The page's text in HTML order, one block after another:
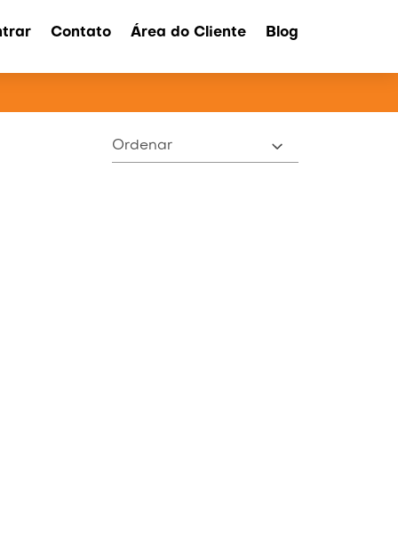
Contato Área do Cliente Blog
Ordenar